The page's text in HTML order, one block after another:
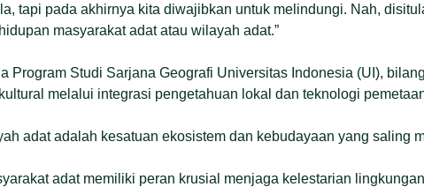
tapi pada akhirnya kita diwajibkan untuk melindungi. Nah,
masyarakat adat atau wilayah adat.”
Program Studi Sarjana Geografi Universitas Indonesia (UI),
melalui integrasi pengetahuan lokal dan teknologi
adat adalah kesatuan ekosistem dan kebudayaan yang saling
adat memiliki peran krusial menjaga kelestarian